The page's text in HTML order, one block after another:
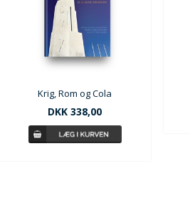
Krig, Rom og Cola
DKK 338,00